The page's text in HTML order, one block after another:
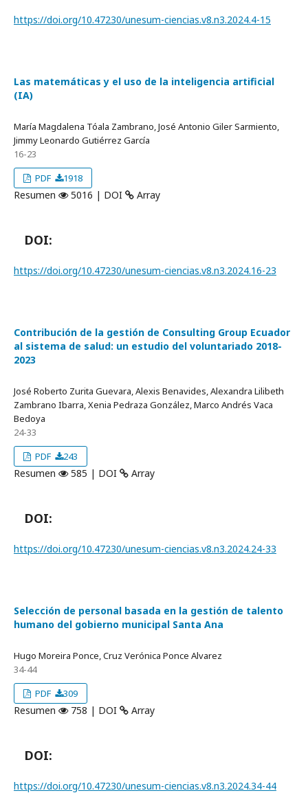
https://doi.org/10.47230/unesum-ciencias.v8.n3.2024.4-15
Las matemáticas y el uso de la inteligencia artificial
(IA)
María Magdalena Tóala Zambrano, José Antonio Giler Sarmiento,
Jimmy Leonardo Gutiérrez García
16-23
PDF
1918
Resumen 5016 | DOI Array
DOI:
https://doi.org/10.47230/unesum-ciencias.v8.n3.2024.16-23
Contribución de la gestión de Consulting Group Ecuador
al sistema de salud: un estudio del voluntariado 2018-
2023
José Roberto Zurita Guevara, Alexis Benavides, Alexandra Lilibeth
Zambrano Ibarra, Xenia Pedraza González, Marco Andrés Vaca
Bedoya
24-33
PDF
243
Resumen 585 | DOI Array
DOI:
https://doi.org/10.47230/unesum-ciencias.v8.n3.2024.24-33
Selección de personal basada en la gestión de talento
humano del gobierno municipal Santa Ana
Hugo Moreira Ponce, Cruz Verónica Ponce Alvarez
34-44
PDF
309
Resumen 758 | DOI Array
DOI:
https://doi.org/10.47230/unesum-ciencias.v8.n3.2024.34-44